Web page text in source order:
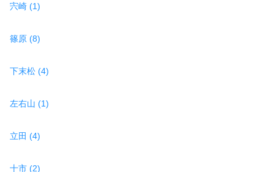
宍崎 (1)
篠原 (8)
下末松 (4)
左右山 (1)
立田 (4)
十市 (2)